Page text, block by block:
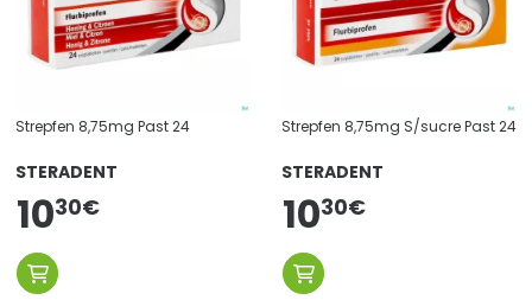
Strepfen 8,75mg Past 24
STERADENT
1030€
Strepfen 8,75mg S/sucre Past 24
STERADENT
1030€